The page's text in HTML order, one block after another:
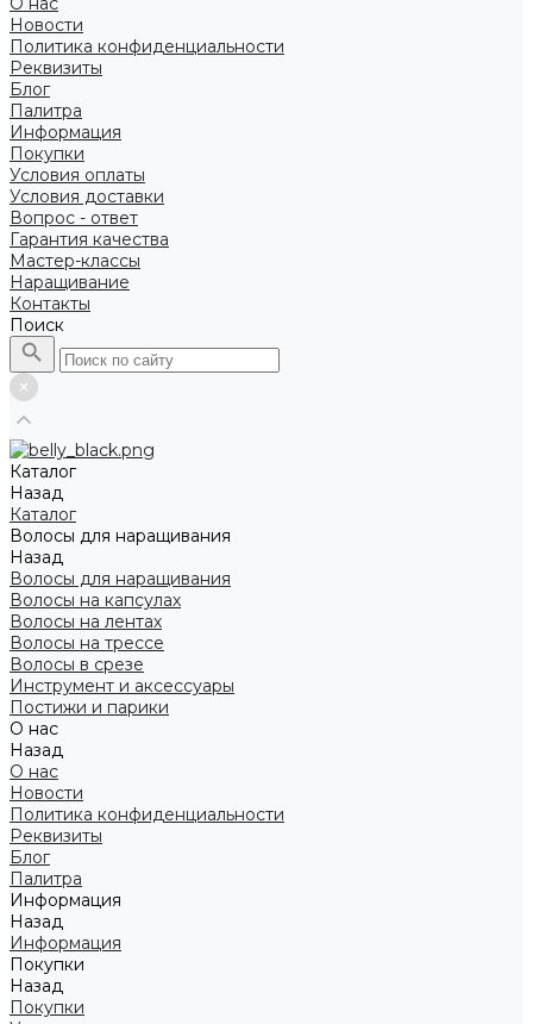
Новости
Политика конфиденциальности
Реквизиты
Блог
Палитра
Информация
Покупки
Условия оплаты
Условия доставки
Вопрос - ответ
Гарантия качества
Мастер-классы
Наращивание
Контакты
Поиск
Каталог
Назад
Каталог
Волосы для наращивания
Назад
Волосы для наращивания
Волосы на капсулах
Волосы на лентах
Волосы на трессе
Волосы в срезе
Инструмент и аксессуары
Постижи и парики
О нас
Назад
О нас
Новости
Политика конфиденциальности
Реквизиты
Блог
Палитра
Информация
Назад
Информация
Покупки
Назад
Покупки